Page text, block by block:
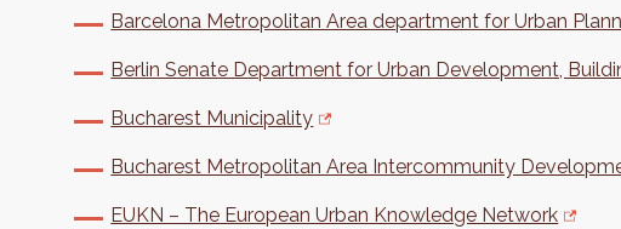
Barcelona Metropolitan Area department for Urban
Berlin Senate Department for Urban Development,
Bucharest Municipality
Bucharest Metropolitan Area Intercommunity
EUKN – The European Urban Knowledge Network